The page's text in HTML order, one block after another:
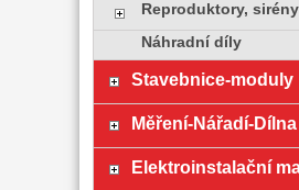
Reproduktory, sirény
Náhradní díly
Stavebnice-moduly
Měření-Nářadí-Dílna
Elektroinstalační